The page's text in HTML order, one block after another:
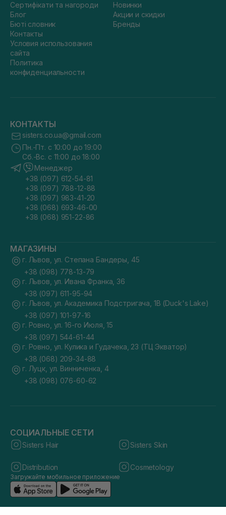
Сертифікати та нагороди
Блог
Бюті словник
Контакты
Условия использования
сайта
Политика
конфиденциальности
Новинки
Акции и скидки
Бренды
КОНТАКТЫ
sisters.co.ua@gmail.com
Пн.-Пт. с 10:00 до 19:00
Сб.-Вс. с 11:00 до 18:00
Менеджер
+38 (097) 612-54-81
+38 (097) 788-12-88
+38 (097) 983-41-20
+38 (068) 693-46-00
+38 (068) 951-22-86
МАГАЗИНЫ
г. Львов, ул. Степана Бандеры, 45
+38 (098) 778-13-79
г. Львов, ул. Ивана Франка, 36
+38 (097) 611-95-94
г. Львов, ул. Академика Подстригача, 1В (Duck's Lake)
+38 (097) 101-97-16
г. Ровно, ул. 16-го Июля, 15
+38 (097) 544-61-44
г. Ровно, ул. Кулика и Гудачека, 23 (ТЦ Экватор)
+38 (068) 209-34-88
г. Луцк, ул. Винниченка, 4
+38 (098) 076-60-62
СОЦИАЛЬНЫЕ СЕТИ
Sisters Hair Sisters Skin
Distribution Cosmetology
Загружайте мобильное приложение